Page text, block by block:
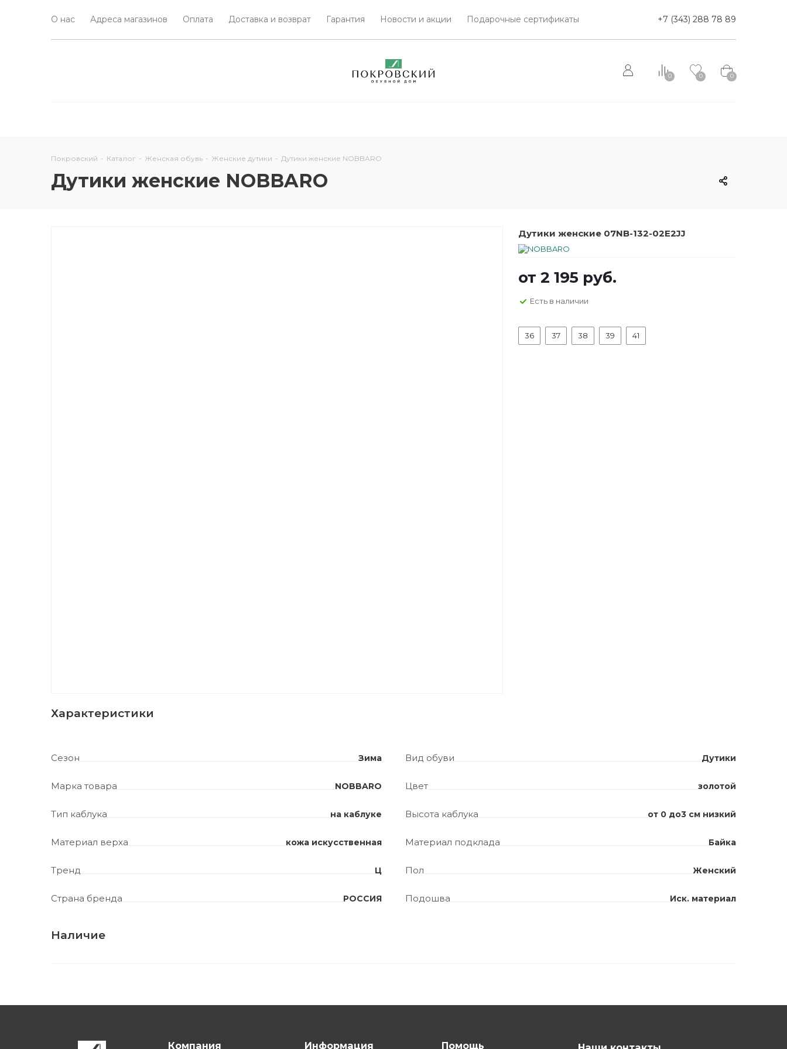
О нас Адреса магазинов Оплата Доставка и возврат Гарантия Новости и акции Подарочные сертификаты +7 (343) 288 78 89
0 0 0
Покровский - Каталог - Женская обувь - Женские дутики - Дутики женские NOBBARO
Дутики женские NOBBARO
Дутики женские 07NB-132-02E2JJ
от2 195 руб.
Есть в наличии
36 37 38 39 41
Характеристики
Сезон Зима Вид обуви Дутики
Марка товара NOBBARO Цвет золотой
Тип каблука на каблуке Высота каблука от 0 до3 см низкий
Материал верха кожа искусственная Материал подклада Байка
Тренд Ц Пол Женский
Страна бренда РОССИЯ Подошва Иск. материал
Наличие
Компания Информация Помощь